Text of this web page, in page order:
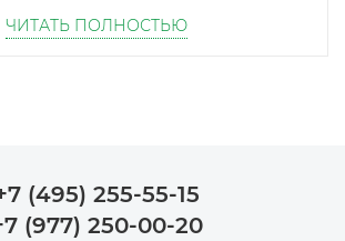
ЧИТАТЬ ПОЛНОСТЬЮ
(495) 255-55-15
(977) 250-00-20